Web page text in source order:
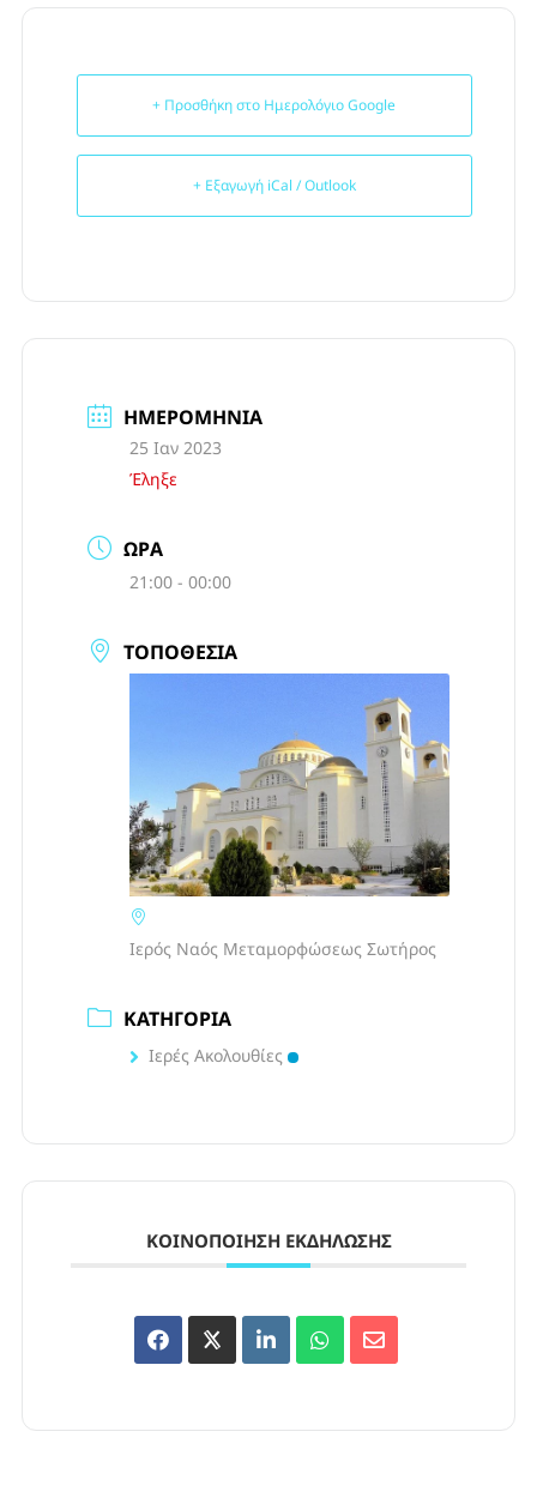
+ Προσθήκη στο Ημερολόγιο Google
+ Εξαγωγή iCal / Outlook
ΗΜΕΡΟΜΗΝΊΑ
25 Ιαν 2023
Έληξε
ΏΡΑ
21:00 - 00:00
ΤΟΠΟΘΕΣΊΑ
Ιερός Ναός Μεταμορφώσεως Σωτήρος
ΚΑΤΗΓΟΡΊΑ
Ιερές Ακολουθίες
ΚΟΙΝΟΠΟΊΗΣΗ ΕΚΔΉΛΩΣΗΣ